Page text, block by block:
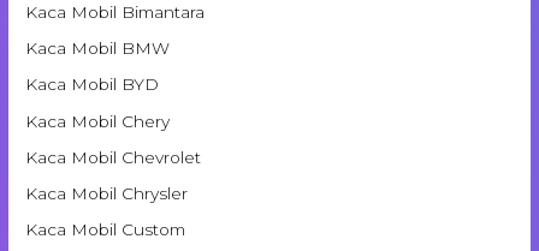
Kaca Mobil Bimantara
Kaca Mobil BMW
Kaca Mobil BYD
Kaca Mobil Chery
Kaca Mobil Chevrolet
Kaca Mobil Chrysler
Kaca Mobil Custom